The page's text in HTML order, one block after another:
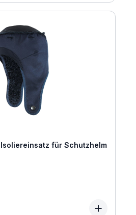
Isoliereinsatz für Schutzhelm